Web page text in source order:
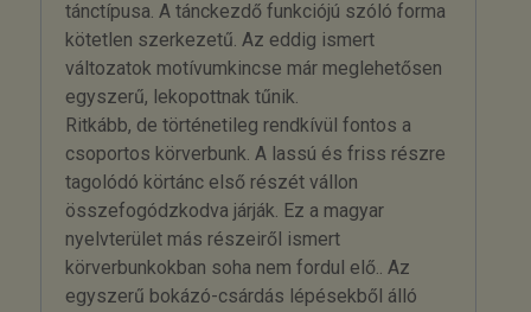
tánctípusa. A tánckezdő funkciójú szóló forma
kötetlen szerkezetű. Az eddig ismert
változatok motívumkincse már meglehetősen
egyszerű, lekopottnak tűnik.
Ritkább, de történetileg rendkívül fontos a
csoportos körverbunk. A lassú és friss részre
tagolódó körtánc első részét vállon
összefogódzkodva járják. Ez a magyar
nyelvterület más részeiről ismert
körverbunkokban soha nem fordul elő.. Az
egyszerű bokázó-csárdás lépésekből álló